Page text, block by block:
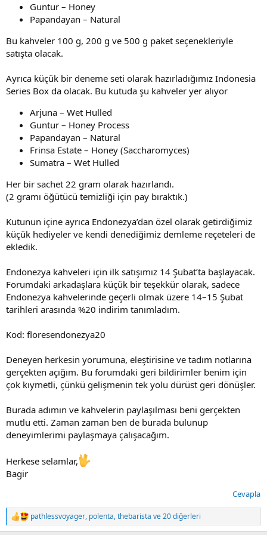
Guntur – Honey
Papandayan – Natural
Bu kahveler 100 g, 200 g ve 500 g paket seçenekleriyle
satışta olacak.
Ayrıca küçük bir deneme seti olarak hazırladığımız Indonesia
Series Box da olacak. Bu kutuda şu kahveler yer alıyor
Arjuna – Wet Hulled
Guntur – Honey Process
Papandayan – Natural
Frinsa Estate – Honey (Saccharomyces)
Sumatra – Wet Hulled
Her bir sachet 22 gram olarak hazırlandı.
(2 gramı öğütücü temizliği için pay bıraktık.)
Kutunun içine ayrıca Endonezya’dan özel olarak getirdiğimiz
küçük hediyeler ve kendi denediğimiz demleme reçeteleri de
ekledik.
Endonezya kahveleri için ilk satışımız 14 Şubat’ta başlayacak.
Forumdaki arkadaşlara küçük bir teşekkür olarak, sadece
Endonezya kahvelerinde geçerli olmak üzere 14–15 Şubat
tarihleri arasında %20 indirim tanımladım.
Kod: floresendonezya20
Deneyen herkesin yorumuna, eleştirisine ve tadım notlarına
gerçekten açığım. Bu forumdaki geri bildirimler benim için
çok kıymetli, çünkü gelişmenin tek yolu dürüst geri dönüşler.
Burada adımın ve kahvelerin paylaşılması beni gerçekten
mutlu etti. Zaman zaman ben de burada bulunup
deneyimlerimi paylaşmaya çalışacağım.
Herkese selamlar,
Bagir
Cevapla
T
e
pathlessvoyager, polenta,thebarista ve 20 diğerleri